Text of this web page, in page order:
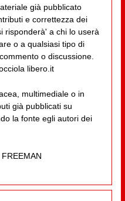
già pubblicato
e correttezza dei
risponderà' a chi lo userà
o a qualsiasi tipo di
o discussione.
libero.it
multimediale o in
già pubblicati su
la fonte egli autori dei